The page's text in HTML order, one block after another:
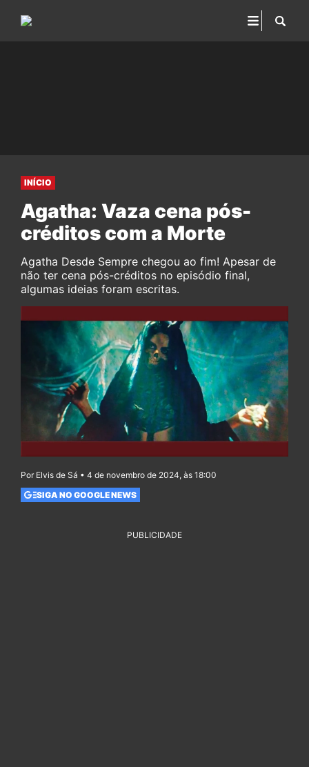
INÍCIO
Agatha: Vaza cena pós-
créditos com a Morte
Agatha Desde Sempre chegou ao fim! Apesar de
não ter cena pós-créditos no episódio final,
algumas ideias foram escritas.
Por Elvis de Sá • 4 de novembro de 2024, às 18:00
SIGA NO GOOGLE NEWS
PUBLICIDADE